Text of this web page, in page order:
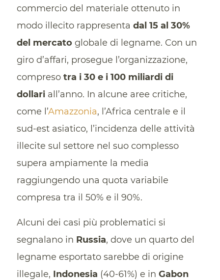
commercio del materiale ottenuto in
modo illecito rappresenta dal 15 al 30%
del mercatoglobale di legname. Con un
giro d’affari, prosegue l’organizzazione,
compreso tra i 30 e i 100 miliardi di
dollariall’anno. In alcune aree critiche,
come l’Amazzonia, l’Africa centrale e il
sud-est asiatico, l’incidenza delle attività
illecite sul settore nel suo complesso
supera ampiamente la media
raggiungendo una quota variabile
compresa tra il 50% e il 90%.
Alcuni dei casi più problematici si
segnalano in Russia, dove un quarto del
legname esportato sarebbe di origine
illegale, Indonesia (40-61%) e in Gabon